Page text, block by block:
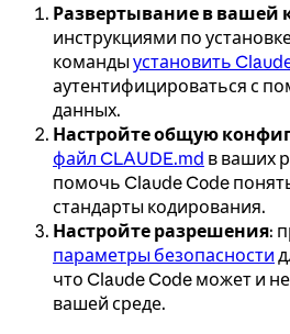
Развертывание в вашей
инструкциями по
командыустановить
аутентифицироваться с
данных.
Настройте общую
файл CLAUDE.md в ваших
помочь Claude Code
стандарты кодирования.
Настройте разрешения:
параметры безопасности
что Claude Code может и
вашей среде.